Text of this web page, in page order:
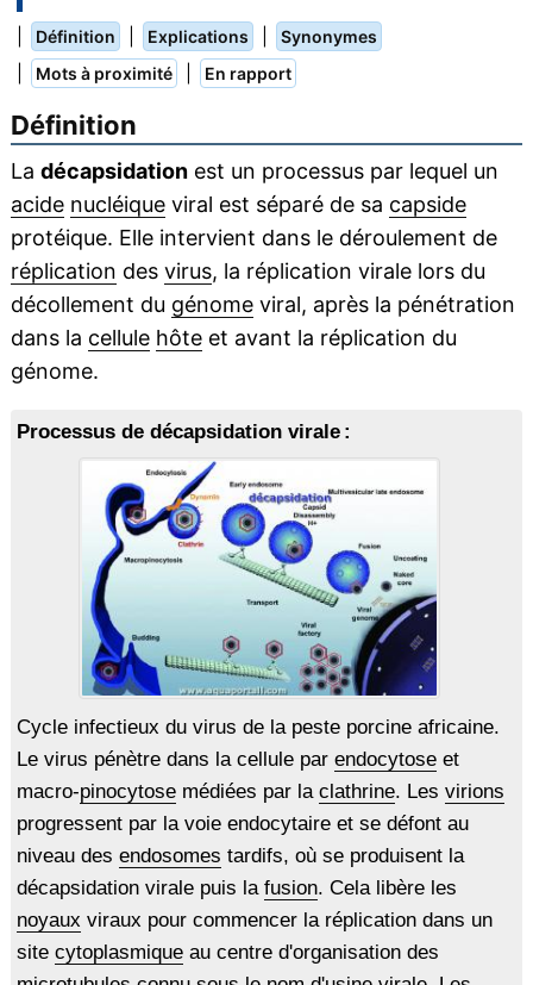
Définition Explications Synonymes
Mots à proximité En rapport
Définition
La décapsidationest un processus par lequel un
acide nucléiqueviral est séparé de sa capside
protéique. Elle intervient dans le déroulement de
réplication des virus, la réplication virale lors du
décollement du génomeviral, après la pénétration
dans la cellule hôteet avant la réplication du
génome.
Processus de décapsidation virale :
Cycle infectieux du virus de la peste porcine africaine.
Le virus pénètre dans la cellule par endocytoseet
macro-pinocytosemédiées par la clathrine. Les virions
progressent par la voie endocytaire et se défont au
niveau des endosomes tardifs, où se produisent la
décapsidation virale puis la fusion. Cela libère les
noyaux viraux pour commencer la réplication dans un
site cytoplasmiqueau centre d'organisation des